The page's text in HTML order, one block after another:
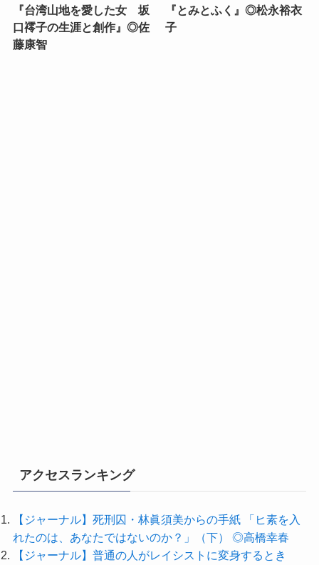
『台湾山地を愛した女 坂
口䙥子の生涯と創作』◎佐
藤康智
『とみとふく』◎松永裕衣
子
アクセスランキング
【ジャーナル】死刑囚・林眞須美からの手紙 「ヒ素を入
れたのは、あなたではないのか？」（下） ◎高橋幸春
【ジャーナル】普通の人がレイシストに変身するとき